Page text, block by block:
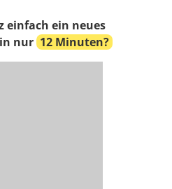
einfach ein neues
nur 12 Minuten?